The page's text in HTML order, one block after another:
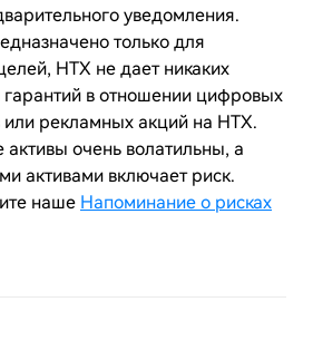
уведомления.
только для
HTX не дает никаких
в отношении цифровых
или рекламных акций на HTX.
очень волатильны, а
активами включает риск.
наше Напоминание о рисках